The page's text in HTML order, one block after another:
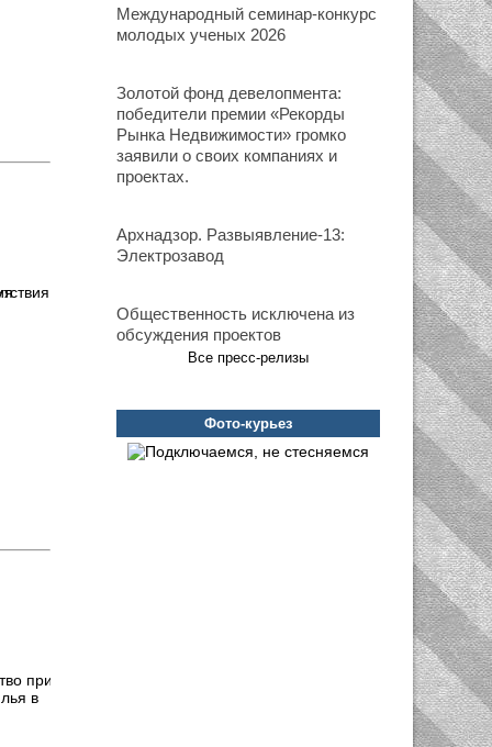
в
Международный семинар-конкурс
молодых ученых 2026
Золотой фонд девелопмента:
победители премии «Рекорды
Рынка Недвижимости» громко
заявили о своих компаниях и
проектах.
Архнадзор. Развыявление-13:
Электрозавод
Общественность исключена из
обсуждения проектов
Все пресс-релизы
Фото-курьез